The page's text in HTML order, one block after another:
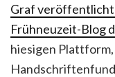
Graf
Frühneuzeit-Blog
hiesigen